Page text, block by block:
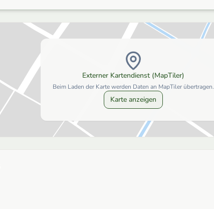
Externer Kartendienst (MapTiler)
Beim Laden der Karte werden Daten an MapTiler übertragen.
Karte anzeigen